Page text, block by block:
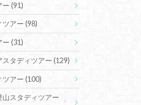
ー(91)
ツアー(98)
ー(31)
スタディツアー(129)
ツアー(100)
スタディツアー